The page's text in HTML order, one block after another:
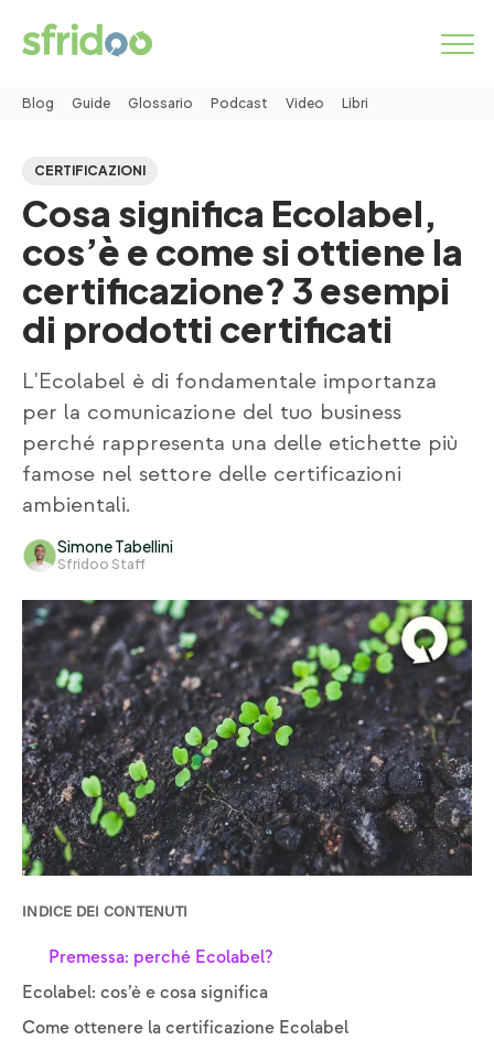
Categorie
Servizi
MARKETPLACE
INSERISCI ANNUNCIO
Simbiosi industriale Chi siamo Lavora con noi
Blog Guide Glossario Podcast Video Libri
CERTIFICAZIONI
Cosa significa Ecolabel,
cos’è e come si ottiene la
certificazione? 3 esempi
di prodotti certificati
L'Ecolabel è di fondamentale importanza
per la comunicazione del tuo business
perché rappresenta una delle etichette più
famose nel settore delle certificazioni
ambientali.
Simone Tabellini
Sfridoo Staff
INDICE DEI CONTENUTI
Premessa: perché Ecolabel?
Ecolabel: cos’è e cosa significa
Come ottenere la certificazione Ecolabel